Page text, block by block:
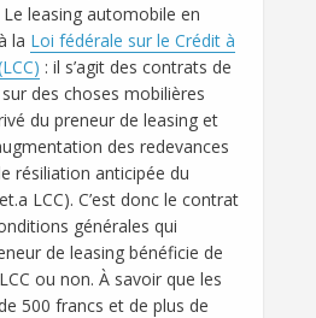
leasing automobile en
la Loi fédérale sur le Crédit à
: il s’agit des contrats de
des choses mobilières
du preneur de leasing et
des redevances
résiliation anticipée du
LCC). C’est donc le contrat
générales qui
de leasing bénéficie de
ou non. À savoir que les
500 francs et de plus de